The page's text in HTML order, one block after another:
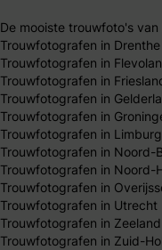
De mooiste trouwfoto's
Trouwfotografen in Drenthe
Trouwfotografen in
Trouwfotografen in
Trouwfotografen in
Trouwfotografen in
Trouwfotografen in Limburg
Trouwfotografen in Noord-
Trouwfotografen in Noord-
Trouwfotografen in
Trouwfotografen in Utrecht
Trouwfotografen in Zeeland
Trouwfotografen in Zuid-